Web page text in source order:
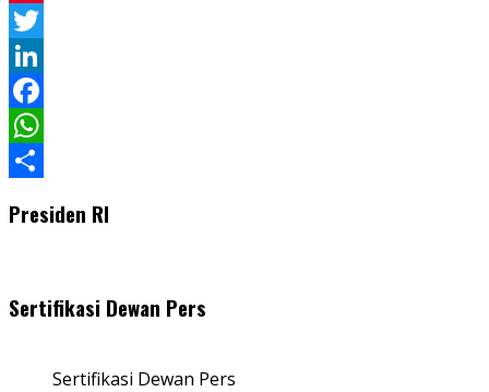
Pinterest
Twitter
LinkedIn
Facebook
WhatsApp
Presiden RI
Sertifikasi Dewan Pers
Sertifikasi Dewan Pers